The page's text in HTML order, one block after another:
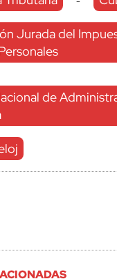
Jurada del
de